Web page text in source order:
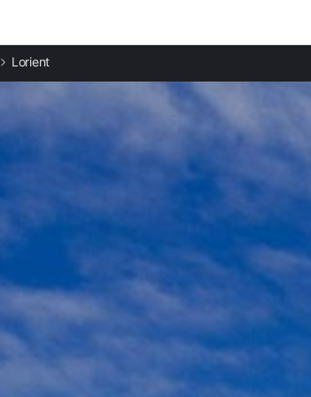
Apartamentos en Lanester
Apartamentos en Locmiquélic
Lorient